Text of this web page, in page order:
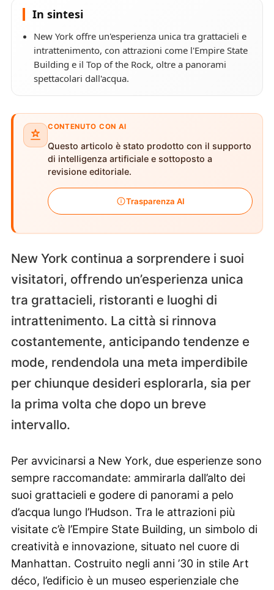
In sintesi
New York offre un'esperienza unica tra grattacieli e
intrattenimento, con attrazioni come l'Empire State
Building e il Top of the Rock, oltre a panorami
spettacolari dall'acqua.
CONTENUTO CON AI
Questo articolo è stato prodotto con il supporto
di intelligenza artificiale e sottoposto a
revisione editoriale.
Trasparenza AI
New York continua a sorprendere i suoi
visitatori, offrendo un’esperienza unica
tra grattacieli, ristoranti e luoghi di
intrattenimento. La città si rinnova
costantemente, anticipando tendenze e
mode, rendendola una meta imperdibile
per chiunque desideri esplorarla, sia per
la prima volta che dopo un breve
intervallo.
Per avvicinarsi a New York, due esperienze sono
sempre raccomandate: ammirarla dall’alto dei
suoi grattacieli e godere di panorami a pelo
d’acqua lungo l’Hudson. Tra le attrazioni più
visitate c’è l’Empire State Building, un simbolo di
creatività e innovazione, situato nel cuore di
Manhattan. Costruito negli anni ’30 in stile Art
déco, l’edificio è un museo esperienziale che